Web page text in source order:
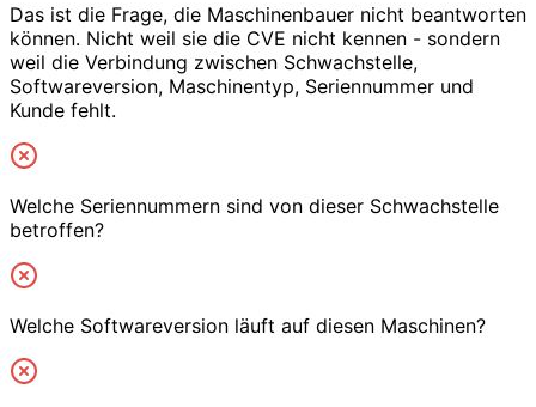
Das ist die Frage, die Maschinenbauer nicht beantworten
können. Nicht weil sie die CVE nicht kennen - sondern
weil die Verbindung zwischen Schwachstelle,
Softwareversion, Maschinentyp, Seriennummer und
Kunde fehlt.
Welche Seriennummern sind von dieser Schwachstelle
betroffen?
Welche Softwareversion läuft auf diesen Maschinen?